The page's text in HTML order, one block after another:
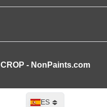
CROP - NonPaints.com
Lenguaje
ES